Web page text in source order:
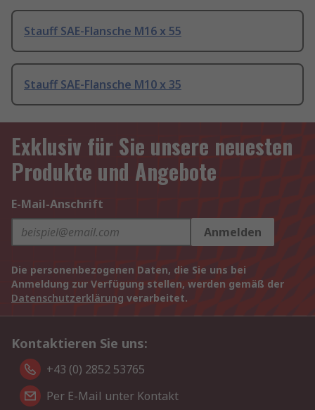
Stauff SAE-Flansche M16 x 55
Stauff SAE-Flansche M10 x 35
Exklusiv für Sie unsere neuesten
Produkte und Angebote
E-Mail-Anschrift
Anmelden
Die personenbezogenen Daten, die Sie uns bei
Anmeldung zur Verfügung stellen, werden gemäß der
Datenschutzerklärung verarbeitet.
Kontaktieren Sie uns:
+43 (0) 2852 53765
Per E-Mail unter Kontakt